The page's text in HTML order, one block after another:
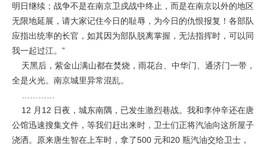
明日继续；战争不是在南京卫戍战中终止，而是在南京以外的地区
无限地延展，请大家记住今日的耻辱，为今日的仇恨报复！各部队
应指出统率的长官，如其因为部队脱离掌握，无法指挥时，可以同
我一起过江。”
天黑后，紫金山满山都在焚烧，雨花台、中华门、通济门一带，
全是火光。南京城里异常混乱。
12 月12 日夜，城东南隅，已发生激烈巷战。我和李仲辛还在唐
公馆迅速搜集文件，等我们赶出来时，卫士们正将汽油向这所屋子
浇洒。原来唐生智在上车时，拿了500 元和20 瓶汽油交给卫士，